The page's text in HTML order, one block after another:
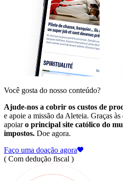
Você gosta do nosso conteúdo?
Ajude-nos a cobrir os custos de
e apoie a missão da Aleteia. Graças
apoiaro principal site católico do
impostos. Doe agora.
Faço uma doação agora
( Com dedução fiscal )